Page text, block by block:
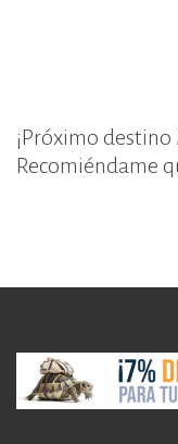
¡Próximo destino
Recomiéndame